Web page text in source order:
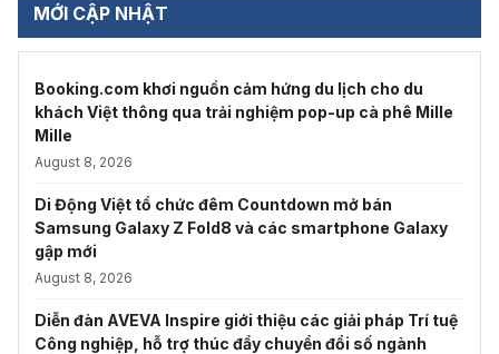
MỚI CẬP NHẬT
Booking.com khơi nguồn cảm hứng du lịch cho du
khách Việt thông qua trải nghiệm pop-up cà phê Mille
Mille
August 8, 2026
Di Động Việt tổ chức đêm Countdown mở bán
Samsung Galaxy Z Fold8 và các smartphone Galaxy
gập mới
August 8, 2026
Diễn đàn AVEVA Inspire giới thiệu các giải pháp Trí tuệ
Công nghiệp, hỗ trợ thúc đẩy chuyển đổi số ngành